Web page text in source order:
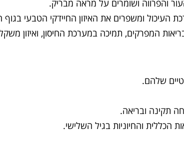
העיכול ומשפרים את האיזון החיידקי הטבעי בגוף
המפרקים, תמיכה במערכת החיסון, ואיזון
שלהם.
תקינה ובריאה.
הכללית והחיוניות בגיל השלישי.